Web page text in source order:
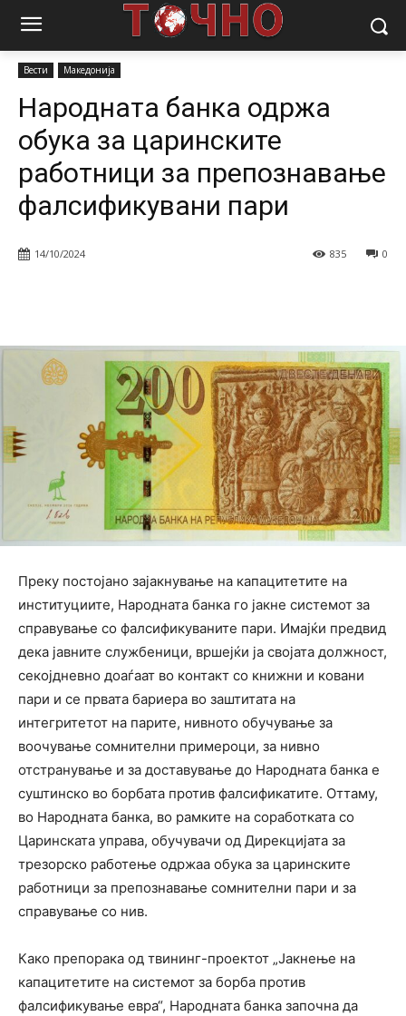
Почетна
Народната банка одржа обука за царинските
Вести Македонија
Народната банка одржа
обука за царинските
работници за препознавање
фалсификувани пари
14/10/2024 0
835
Преку постојано зајакнување на капацитетите на
институциите, Народната банка го јакне системот за
справување со фалсификуваните пари. Имајќи предвид
дека јавните службеници, вршејќи ја својата должност,
секојдневно доаѓаат во контакт со книжни и ковани
пари и се првата бариера во заштитата на
интегритетот на парите, нивното обучување за
воочување сомнителни примероци, за нивно
отстранување и за доставување до Народната банка е
суштинско во борбата против фалсификатите. Оттаму,
во Народната банка, во рамките на соработката со
Царинската управа, обучувачи од Дирекцијата за
трезорско работење одржаа обука за царинските
работници за препознавање сомнителни пари и за
справување со нив.
Како препорака од твининг-проектот „Јакнење на
капацитетите на системот за борба против
фалсификување евра“, Народната банка започна да